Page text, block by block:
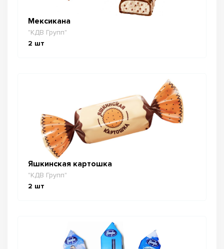
Мексикана
"КДВ Групп"
2 шт
Яшкинская картошка
"КДВ Групп"
2 шт